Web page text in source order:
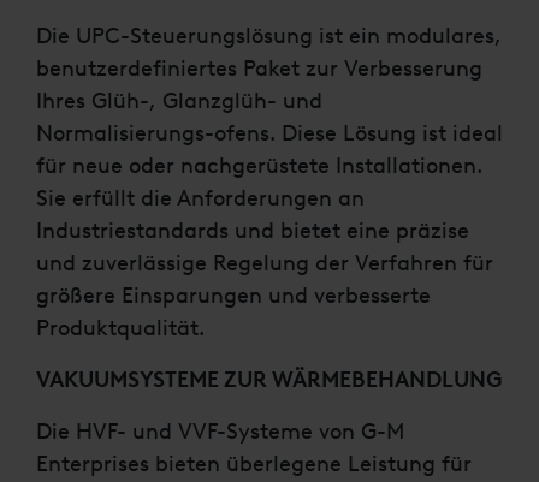
Die UPC-Steuerungslösung ist ein modulares,
benutzerdefiniertes Paket zur Verbesserung
Ihres Glüh-, Glanzglüh- und
Normalisierungs-ofens. Diese Lösung ist ideal
für neue oder nachgerüstete Installationen.
Sie erfüllt die Anforderungen an
Industriestandards und bietet eine präzise
und zuverlässige Regelung der Verfahren für
größere Einsparungen und verbesserte
Produktqualität.
VAKUUMSYSTEME ZUR WÄRMEBEHANDLUNG
Die HVF- und VVF-Systeme von G-M
Enterprises bieten überlegene Leistung für